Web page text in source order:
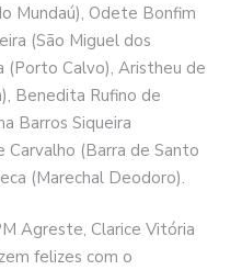
Mundaú), Odete Bonfim
(São Miguel dos
(Porto Calvo), Aristheu de
Benedita Rufino de
Barros Siqueira
Carvalho (Barra de Santo
(Marechal Deodoro).
Agreste, Clarice Vitória
felizes com o